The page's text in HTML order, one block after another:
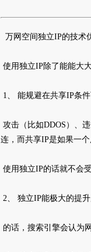
万网空间独立IP的技术
使用独立IP除了能能大
1、 能规避在共享IP条
攻击（比如DDOS）、
连，而共享IP是如果一
使用独立IP的话就不会
2、 独立IP能极大的提
的话，搜索引擎会认为